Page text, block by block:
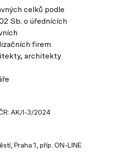
celků podle
Sb. o úřednících
firem
architekty
AK/I-3/2024
Praha 1, příp. ON-LINE